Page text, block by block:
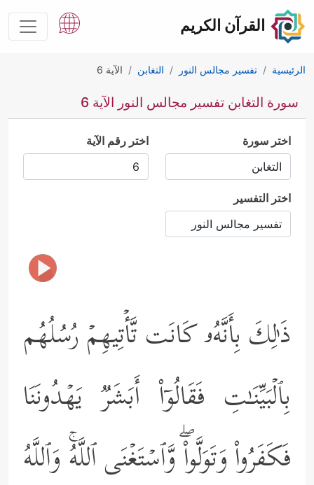
القرآن الكريم
الرئيسية تفسير مجالس النور التغابن الآية 6
سورة التغابن تفسير مجالس النور الآية 6
اختر سورة اختر رقم الآية
اختر التفسير
ذَ ٰ⁠لِكَ بِأَنَّهُۥ كَانَت تَّأۡتِیهِمۡ رُسُلُهُم
بِٱلۡبَیِّنَـٰتِ فَقَالُوۤاْ أَبَشَرࣱ یَهۡدُونَنَا
فَكَفَرُواْ وَتَوَلَّواْۖ وَّٱسۡتَغۡنَى ٱللَّهُۚ وَٱللَّهُ